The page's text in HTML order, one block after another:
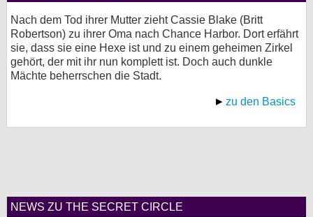
Nach dem Tod ihrer Mutter zieht Cassie Blake (Britt
Robertson) zu ihrer Oma nach Chance Harbor. Dort erfährt
sie, dass sie eine Hexe ist und zu einem geheimen Zirkel
gehört, der mit ihr nun komplett ist. Doch auch dunkle
Mächte beherrschen die Stadt.
zu den Basics
NEWS ZU THE SECRET CIRCLE
KULTUR
Specials
SERVICE